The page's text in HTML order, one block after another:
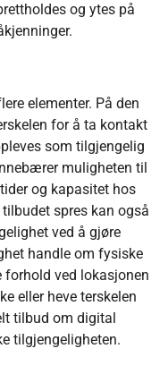
og ytes på
elementer. På den
for å ta kontakt
som tilgjengelig
muligheten til
og kapasitet hos
spres kan også
ved å gjøre
handle om fysiske
ved lokasjonen
eller heve terskelen
tilbud om digital
tilgjengeligheten.